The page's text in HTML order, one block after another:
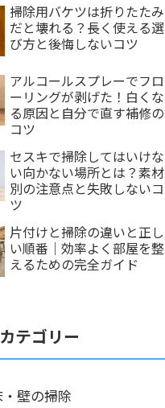
掃除用バケツは折りたたみ
だと壊れる？長く使える選
び方と後悔しないコツ
アルコールスプレーでフロ
ーリングが剥げた！白くな
る原因と自分で直す補修の
コツ
セスキで掃除してはいけな
い向かない場所とは？素材
別の注意点と失敗しないコ
ツ
片付けと掃除の違いと正し
い順番｜効率よく部屋を整
えるための完全ガイド
カテゴリー
壁の掃除